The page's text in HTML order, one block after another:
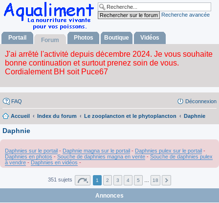
Recherche avancée
Portail Forum Photos Boutique Vidéos
FAQ Déconnexion
Accueil Index du forum Le zooplancton et le phytoplancton Daphnie
Daphnie
Daphnies sur le portail - Daphnie magna sur le portail - Daphnies pulex sur le portail -
Daphnies en photos - Souche de daphnies magna en vente - Souche de daphnies pulex
à vendre - Daphnies en vidéos -
351 sujets 1 2 3 4 5 18
Annonces